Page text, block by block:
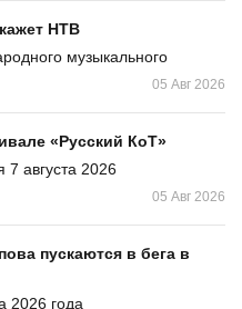
НТВ
музыкального
05 Авг 2026
«Русский КоТ»
7 августа 2026
05 Авг 2026
пускаются в бега в
2026 года